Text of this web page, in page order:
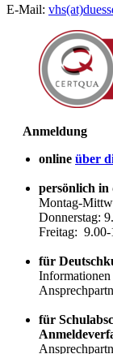
E-Mail:
Anmeldung
online über
persönlich in
Montag-
Donnerstag:
Freitag:
für
Informationen
für